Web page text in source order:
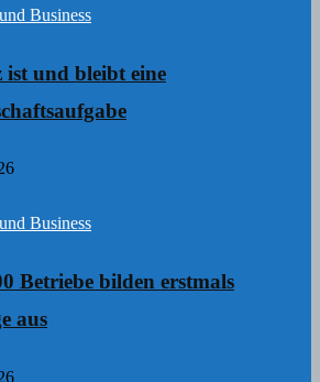
Business
ist und bleibt eine
Business
Betriebe bilden erstmals
aus